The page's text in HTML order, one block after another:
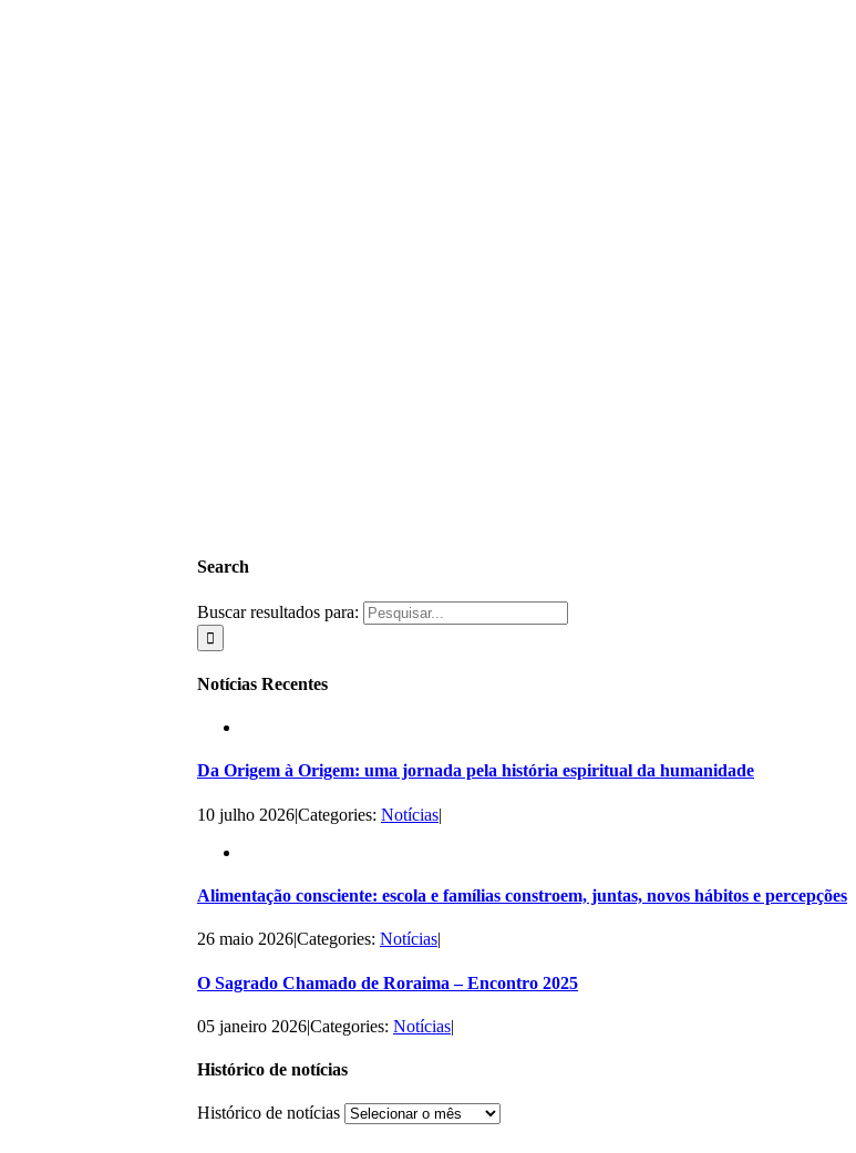
Search
Buscar resultados para:
Notícias Recentes
Da Origem à Origem: uma jornada pela história espiritual da humanidade
10 julho 2026|Categories: Notícias|
Alimentação consciente: escola e famílias constroem, juntas, novos hábitos e percepções
26 maio 2026|Categories: Notícias|
O Sagrado Chamado de Roraima – Encontro 2025
05 janeiro 2026|Categories: Notícias|
Histórico de notícias
Histórico de notícias